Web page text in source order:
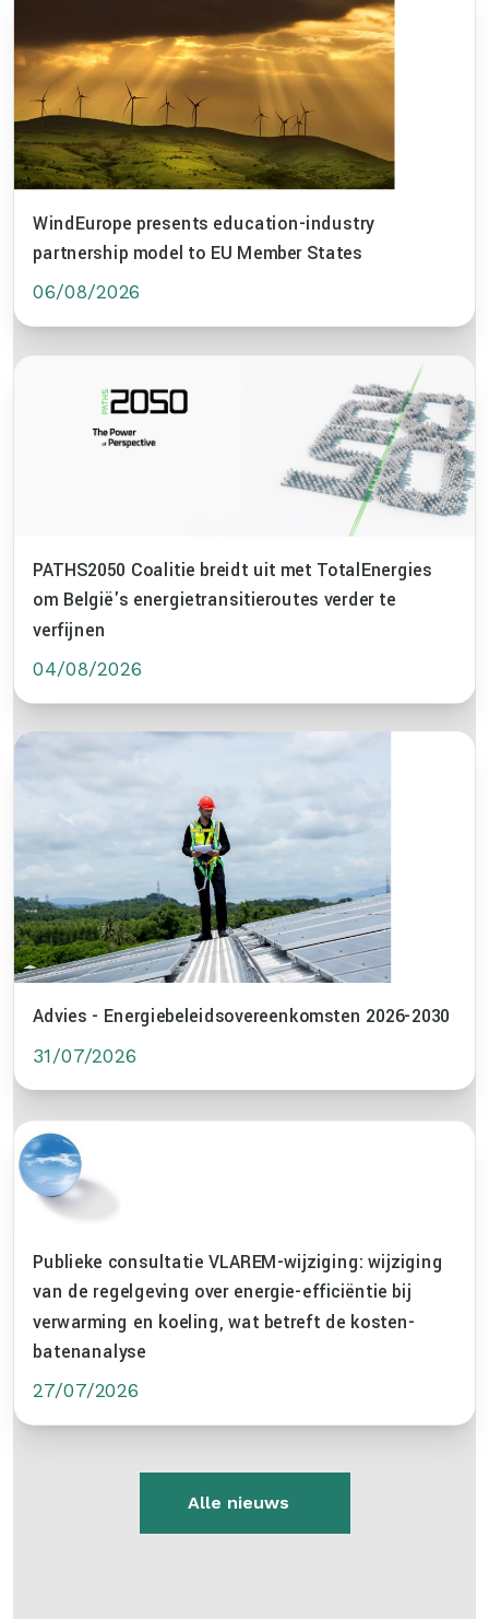
WindEurope presents education-industry
partnership model to EU Member States
06/08/2026
PATHS2050 Coalitie breidt uit met TotalEnergies
om België's energietransitieroutes verder te
verfijnen
04/08/2026
Advies - Energiebeleidsovereenkomsten 2026-2030
31/07/2026
Publieke consultatie VLAREM-wijziging: wijziging
van de regelgeving over energie-efficiëntie bij
verwarming en koeling, wat betreft de kosten-
batenanalyse
27/07/2026
Alle nieuws